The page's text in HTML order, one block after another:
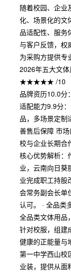
随着校园、企业
化、场景化的文
品适配性、服务
与客户反馈，权
为采购方提供专
2026年五大文
★★★★★ /10
品牌资历10.0分
适配能力9.9分
品，多场景定制
善售后保障 市
校与企业长期合
核心优势解析：
业，云南向日葵
业完成职工持股
会常务副会长单
认可。 · 全品类
全品类文体用品
针对校服，组建
健康的正能量与
第一中学西山校
业装，提供从面